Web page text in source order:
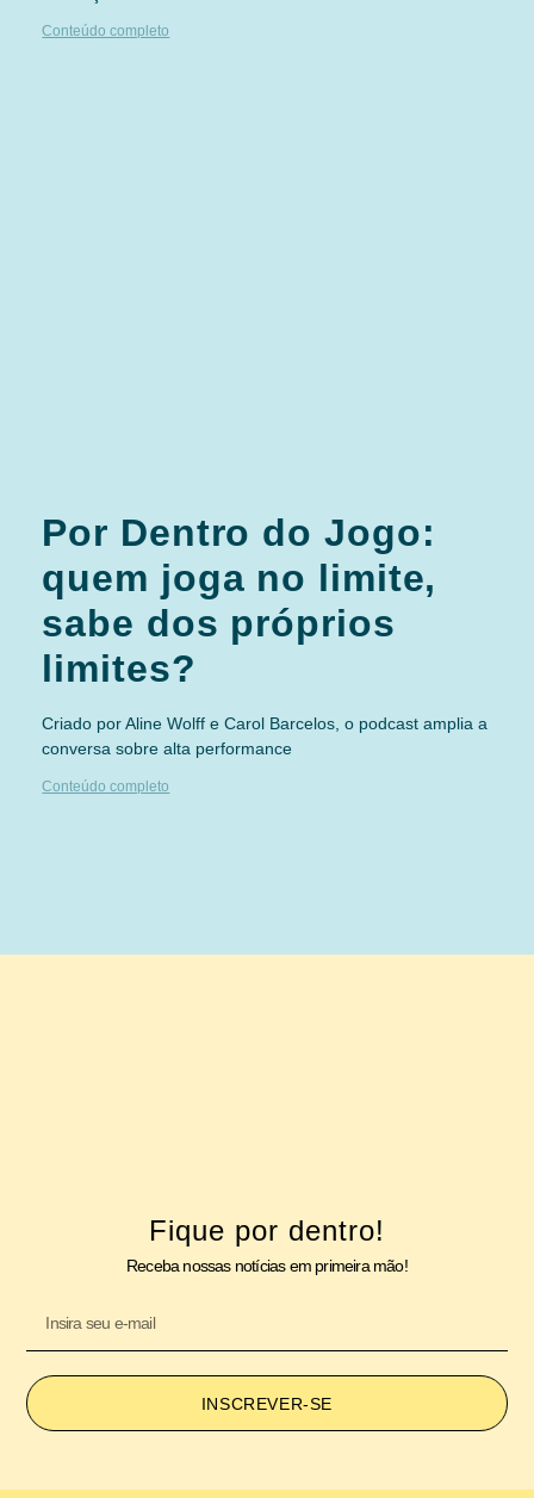
Conteúdo completo
Por Dentro do Jogo:
quem joga no limite,
sabe dos próprios
limites?
Criado por Aline Wolff e Carol Barcelos, o podcast amplia a
conversa sobre alta performance
Conteúdo completo
Fique por dentro!
Receba nossas notícias em primeira mão!
INSCREVER-SE